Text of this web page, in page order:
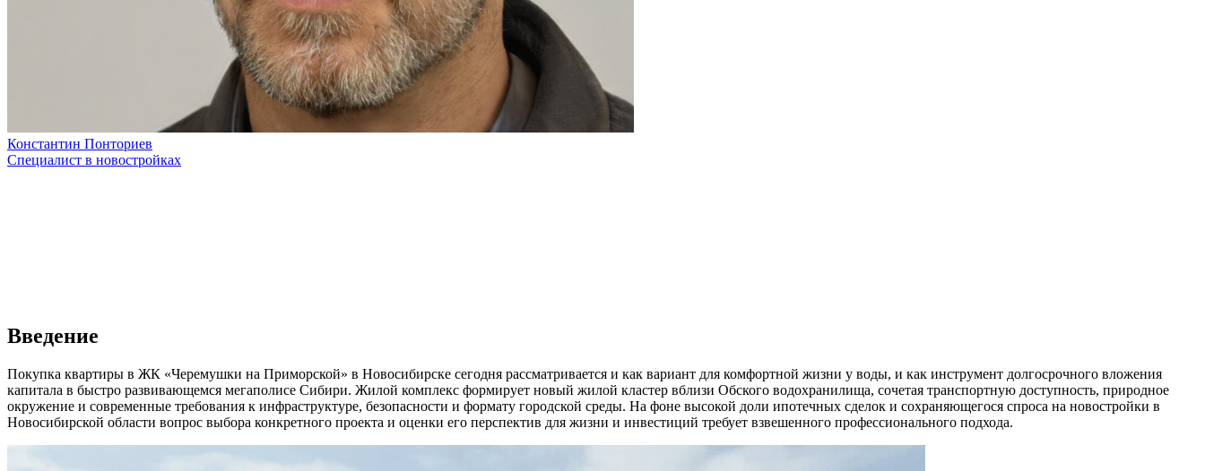
Константин Понториев
Специалист в новостройках
Введение
Покупка квартиры в ЖК «Черемушки на Приморской» в Новосибирске сегодня рассматривается и как вариант для комфортной жизни у воды, и как инструмент долгосрочного вложения
капитала в быстро развивающемся мегаполисе Сибири. Жилой комплекс формирует новый жилой кластер вблизи Обского водохранилища, сочетая транспортную доступность, природное
окружение и современные требования к инфраструктуре, безопасности и формату городской среды. На фоне высокой доли ипотечных сделок и сохраняющегося спроса на новостройки в
Новосибирской области вопрос выбора конкретного проекта и оценки его перспектив для жизни и инвестиций требует взвешенного профессионального подхода.